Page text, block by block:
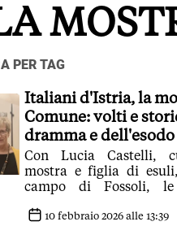
DEONTOLOGICHE
e CONDIZIONI
PER TAG
Italiani d'Istria, la
Comune: volti e
dramma e dell'esodo
Con Lucia Castelli,
mostra e figlia di
campo di Fossoli,
di storie
10 febbraio 2026 alle 13:39